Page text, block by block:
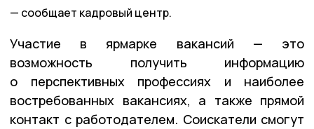
сообщает кадровый центр.
Участие в ярмарке вакансий — это
возможность получить информацию
о перспективных профессиях и наиболее
востребованных вакансиях, а также прямой
контакт с работодателем. Соискатели смогут